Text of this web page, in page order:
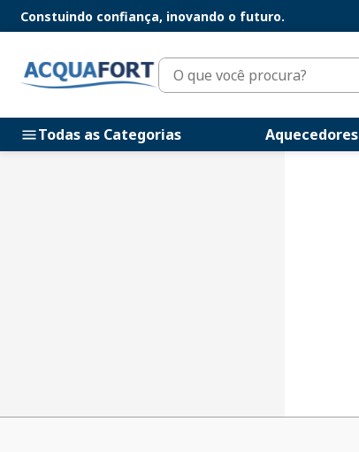
Constuindo confiança, inovando o futuro.
O que você procura?
Todas as Categorias Aquecedores